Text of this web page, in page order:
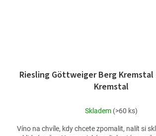
Riesling Göttweiger Berg Kremstal
Kremstal
Skladem (>60 ks)
Víno na chvíle, kdy chcete zpomalit, nalít si